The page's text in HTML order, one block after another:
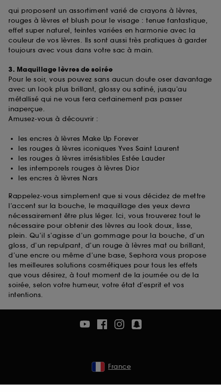
qui proposent un assortiment varié de crayons à lèvres,
rouges à lèvres et blush pour le visage : tenue fantastique,
effet super naturel, teintes variées en harmonie avec la
couleur de vos lèvres. Ils sont aussi très pratiques à garder
toujours avec vous dans votre sac à main.
3. Maquillage lèvres de soirée
Pour le soir, vous pouvez sans aucun doute oser davantage
avec un look plus brillant, glossy ou satiné, jusqu’au
métallisé qui ne vous fera certainement pas passer
inaperçue.
Amusez-vous à découvrir :
les encres à lèvres Make Up Forever
les rouges à lèvres iconiques Yves Saint Laurent
les rouges à lèvres irrésistibles Estée Lauder
les intemporels rouges à lèvres Dior
les encres à lèvres Nars
Rappelez-vous simplement que si vous décidez de mettre
l’accent sur la bouche, le maquillage des yeux devra
nécessairement être plus léger. Ici, vous trouverez tout le
nécessaire pour obtenir des lèvres au look doux, lisse,
plein. Qu’il s’agisse d’un gommage pour la bouche, d’un
gloss, d’un repulpant, d’un rouge à lèvres mat ou brillant,
d’une encre ou même d’une base, Sephora vous propose
les meilleures solutions cosmétiques pour tous les effets
que vous désirez, à tout moment de la journée ou de la
soirée, selon votre humeur, votre état d’esprit et vos
intentions.
France